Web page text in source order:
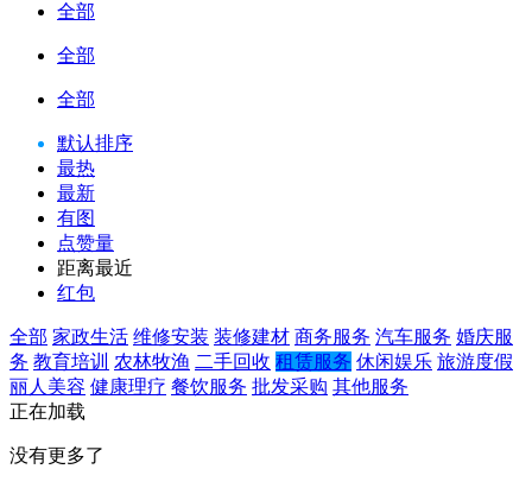
全部
全部
全部
默认排序
最热
最新
有图
点赞量
距离最近
红包
全部 家政生活 维修安装 装修建材 商务服务 汽车服务 婚庆服
务 教育培训 农林牧渔 二手回收 租赁服务 休闲娱乐 旅游度假
丽人美容 健康理疗 餐饮服务 批发采购 其他服务
正在加载
没有更多了